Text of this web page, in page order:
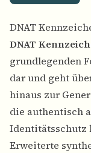
DNAT
DNAT
grundlegenden
dar und geht
hinaus zur
die authentisch
Identitätsschutz
Erweiterte